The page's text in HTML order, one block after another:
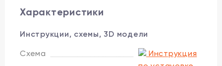
Характеристики
Инструкции, схемы, 3D модели
Схема
Инструкция